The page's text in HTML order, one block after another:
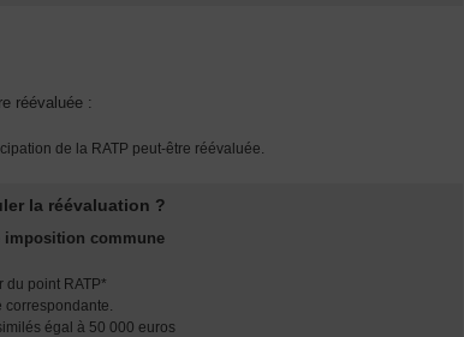
réévaluée :
de la RATP peut-être réévaluée.
la réévaluation ?
imposition commune
du point RATP*
correspondante.
égal à 50 000 euros